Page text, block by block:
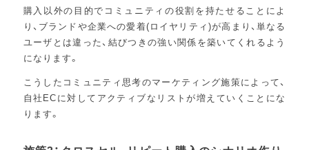
購入以外の目的でコミュニティの役割を持たせることによ
り、ブランドや企業への愛着(ロイヤリティ)が高まり、単なる
ユーザとは違った、結びつきの強い関係を築いてくれるよう
になります。
こうしたコミュニティ思考のマーケティング施策によって、
自社ECに対してアクティブなリストが増えていくことにな
ります。